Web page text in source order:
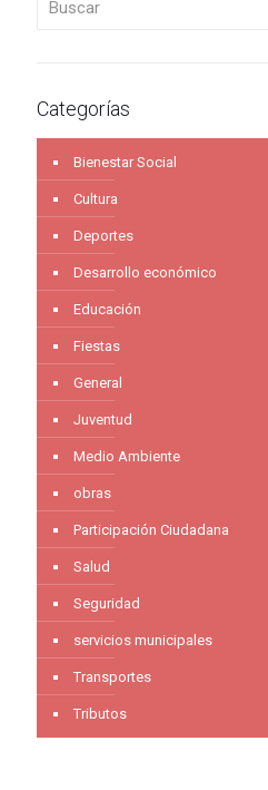
Categorías
Bienestar Social
Cultura
Deportes
Desarrollo económico
Educación
Fiestas
General
Juventud
Medio Ambiente
obras
Participación Ciudadana
Salud
Seguridad
servicios municipales
Transportes
Tributos